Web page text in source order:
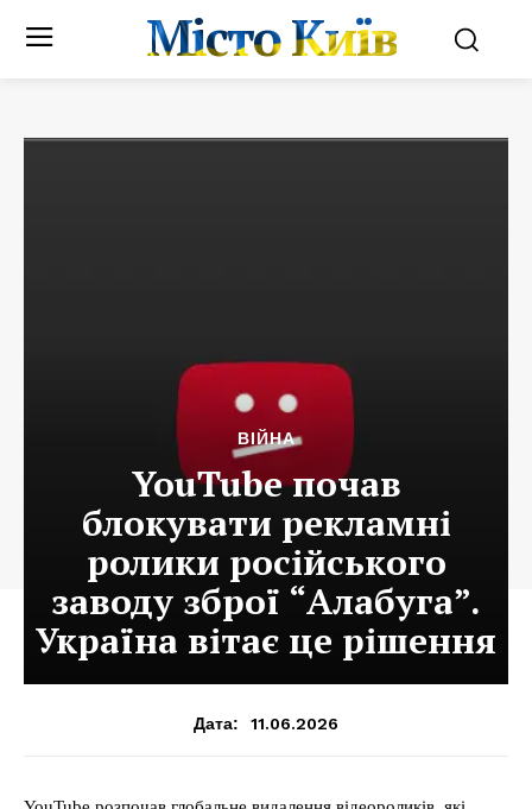
Місто Київ
ВІЙНА
YouTube почав
блокувати рекламні
ролики російського
заводу зброї “Алабуга”.
Україна вітає це рішення
Дата: 11.06.2026